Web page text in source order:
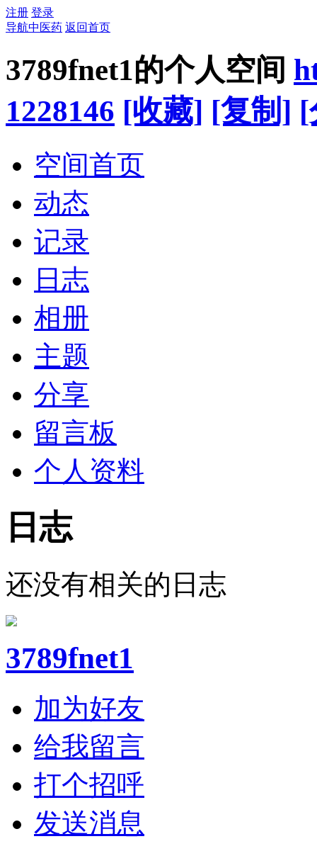
注册 登录
导航中医药 返回首页
3789fnet1的个人空间
1228146 [收藏] [复制] [
空间首页
动态
记录
日志
相册
主题
分享
留言板
个人资料
日志
还没有相关的日志
3789fnet1
加为好友
给我留言
打个招呼
发送消息